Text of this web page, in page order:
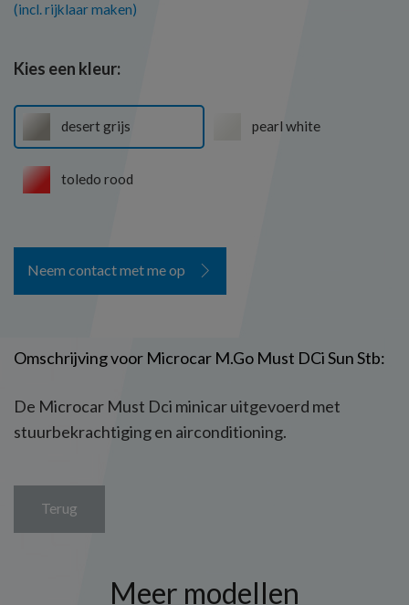
(incl. rijklaar maken)
Kies een kleur:
desert grijs pearl white
toledo rood
Neem contact met me op
Omschrijving voor Microcar M.Go Must DCi Sun Stb:
De Microcar Must Dci minicar uitgevoerd met
stuurbekrachtiging en airconditioning.
Terug
Meer modellen